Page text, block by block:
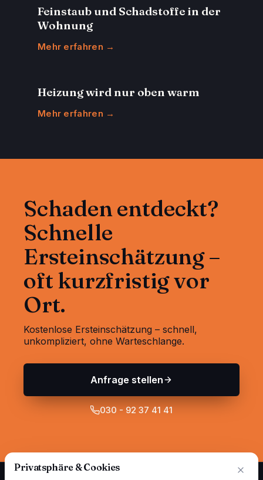
Feinstaub und Schadstoffe in der
Wohnung
Mehr erfahren →
Heizung wird nur oben warm
Mehr erfahren →
Schaden entdeckt?
Schnelle
Ersteinschätzung –
oft kurzfristig vor
Ort.
Kostenlose Ersteinschätzung – schnell,
unkompliziert, ohne Warteschlange.
Anfrage stellen
030 - 92 37 41 41
Privatsphäre & Cookies